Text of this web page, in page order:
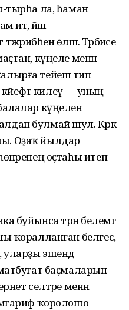
тырһа ла, һаман
итә, йәш
өләшә. Тәрбиәсе
күңеле менән
тейеш тип
кәйефтә килеү — уның
күңелен
булмай шул. Кәрәк
Оҙаҡ йылдар
оҫтаһы итеп
буйынса тәрән белемгә
ҡоралланған белгес,
эшендә
баҫмаларын
селтәре менән
ҡоролошо